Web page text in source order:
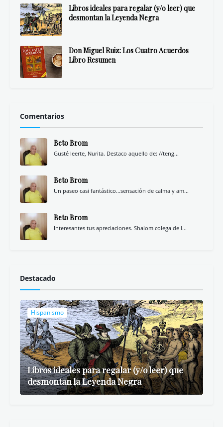
Libros ideales para regalar (y/o leer) que
desmontan la Leyenda Negra
Don Miguel Ruiz: Los Cuatro Acuerdos
Libro Resumen
Comentarios
Beto Brom
Gusté leerte, Nurita. Destaco aquello de: //teng...
Beto Brom
Un paseo casi fantástico...sensación de calma y am...
Beto Brom
Interesantes tus apreciaciones. Shalom colega de l...
Destacado
Hispanismo
Libros ideales para regalar (y/o leer) que
desmontan la Leyenda Negra